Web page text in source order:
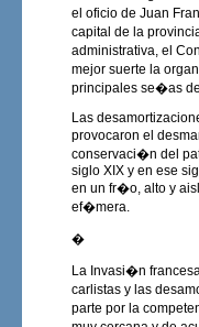
el oficio de Juan
capital de la
administrativa, el
mejor suerte la
principales se�as
Las
provocaron el
conservaci�n del
siglo XIX y en ese
en un fr�o, alto y
ef�mera.
�
La Invasi�n
carlistas y las
parte por la